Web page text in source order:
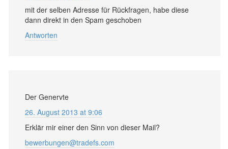
mit der selben Adresse für Rückfragen, habe diese
dann direkt in den Spam geschoben
Antworten
Der Genervte
26. August 2013 at 9:06
Erklär mir einer den Sinn von dieser Mail?
bewerbungen@tradefs.com